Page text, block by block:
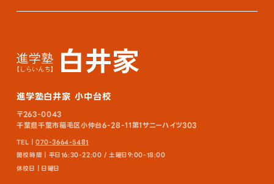
進学塾白井家 小中台校
〒263-0043
千葉県千葉市稲毛区小仲台6-28-11第1サニーハイツ303
TEL｜070-3664-5481
開校時間｜平日16:30-22:00 / 土曜日9:00-18:00
休校日｜日曜日